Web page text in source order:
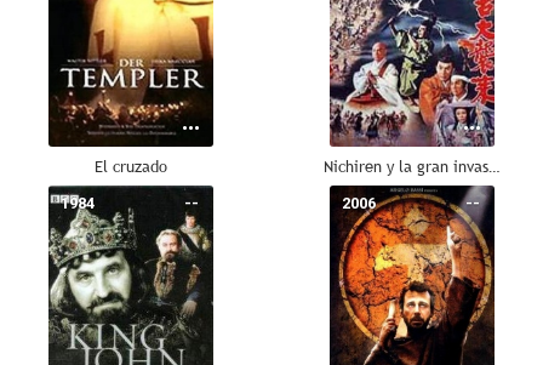
El cruzado Nichiren y la gran invasión Mongol
--
1984 --
2006